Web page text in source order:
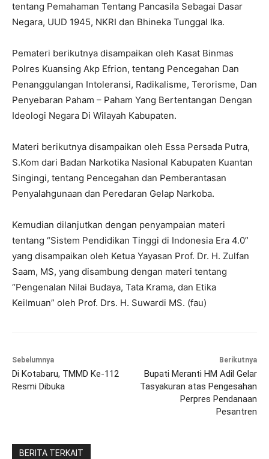
tentang Pemahaman Tentang Pancasila Sebagai Dasar
Negara, UUD 1945, NKRI dan Bhineka Tunggal Ika.
Pemateri berikutnya disampaikan oleh Kasat Binmas
Polres Kuansing Akp Efrion, tentang Pencegahan Dan
Penanggulangan Intoleransi, Radikalisme, Terorisme, Dan
Penyebaran Paham – Paham Yang Bertentangan Dengan
Ideologi Negara Di Wilayah Kabupaten.
Materi berikutnya disampaikan oleh Essa Persada Putra,
S.Kom dari Badan Narkotika Nasional Kabupaten Kuantan
Singingi, tentang Pencegahan dan Pemberantasan
Penyalahgunaan dan Peredaran Gelap Narkoba.
Kemudian dilanjutkan dengan penyampaian materi
tentang “Sistem Pendidikan Tinggi di Indonesia Era 4.0”
yang disampaikan oleh Ketua Yayasan Prof. Dr. H. Zulfan
Saam, MS, yang disambung dengan materi tentang
“Pengenalan Nilai Budaya, Tata Krama, dan Etika
Keilmuan” oleh Prof. Drs. H. Suwardi MS. (fau)
Sebelumnya
Di Kotabaru, TMMD Ke-112
Resmi Dibuka
Berikutnya
Bupati Meranti HM Adil Gelar
Tasyakuran atas Pengesahan
Perpres Pendanaan
Pesantren
BERITA TERKAIT